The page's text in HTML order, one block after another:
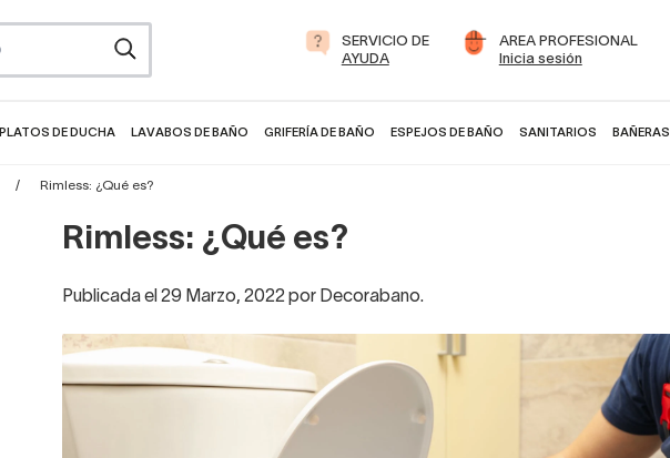
SERVICIO DE
AYUDA
AREA PROFESIONAL
Inicia sesión
PLATOS DE DUCHA LAVABOS DE BAÑO GRIFERÍA DE BAÑO ESPEJOS DE BAÑO SANITARIOS BAÑERAS
Rimless: ¿Qué es?
Rimless: ¿Qué es?
Publicada el 29 Marzo, 2022 por Decorabano.